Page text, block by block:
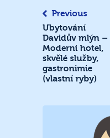
Previous
Ubytování
Davidův mlýn –
Moderní hotel,
skvělé služby,
gastronimie
(vlastní ryby)